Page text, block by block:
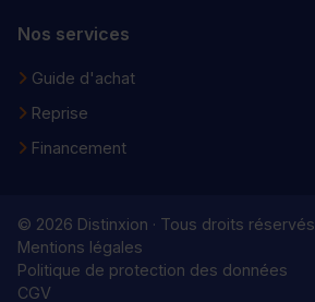
Nos services
Guide d'achat
Reprise
Financement
© 2026 Distinxion · Tous droits réservés
Mentions légales
Politique de protection des données
CGV